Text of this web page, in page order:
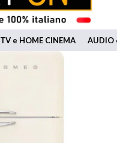
TV e HOME CINEMA AUDIO